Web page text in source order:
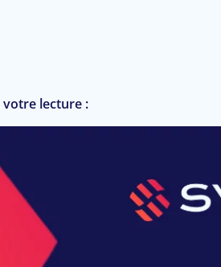
lecture :